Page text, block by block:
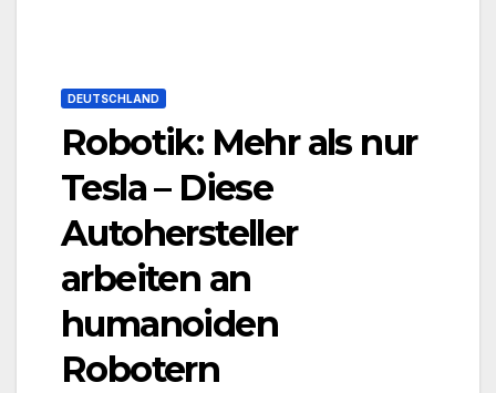
DEUTSCHLAND
Robotik: Mehr als nur
Tesla – Diese
Autohersteller
arbeiten an
humanoiden
Robotern